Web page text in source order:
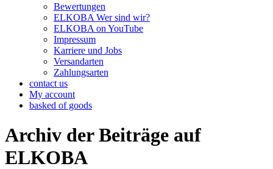
Bewertungen
ELKOBA Wer sind wir?
ELKOBA on YouTube
Impressum
Karriere und Jobs
Versandarten
Zahlungsarten
contact us
My account
basked of goods
Archiv der Beiträge auf
ELKOBA